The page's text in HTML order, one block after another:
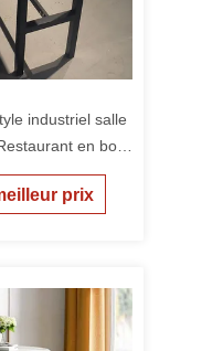
industriel salle
en bois
prix